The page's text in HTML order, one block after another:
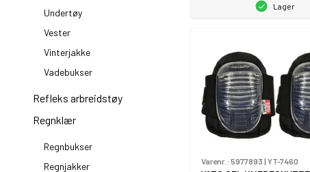
Undertøy
Vester
Vinterjakke
Vadebukser
Refleks arbreidstøy
Regnklær
Regnbukser
Regnjakker
Lager
Varenr.: 5977893 | YT-7460